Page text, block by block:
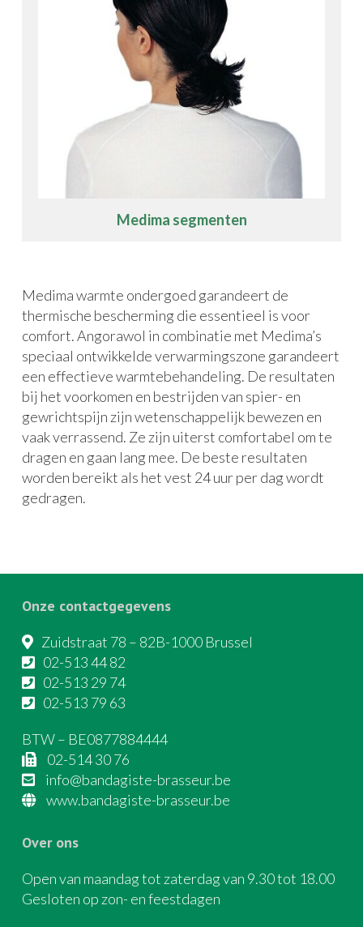
Medima segmenten
Medima warmte ondergoed garandeert de
thermische bescherming die essentieel is voor
comfort. Angorawol in combinatie met Medima’s
speciaal ontwikkelde verwarmingszone garandeert
een effectieve warmtebehandeling. De resultaten
bij het voorkomen en bestrijden van spier- en
gewrichtspijn zijn wetenschappelijk bewezen en
vaak verrassend. Ze zijn uiterst comfortabel om te
dragen en gaan lang mee. De beste resultaten
worden bereikt als het vest 24 uur per dag wordt
gedragen.
Onze contactgegevens
Zuidstraat 78 – 82B-1000 Brussel
02-513 44 82
02-513 29 74
02-513 79 63
BTW – BE0877884444
02-514 30 76
info@bandagiste-brasseur.be
www.bandagiste-brasseur.be
Over ons
Open van maandag tot zaterdag van 9.30 tot 18.00
Gesloten op zon- en feestdagen